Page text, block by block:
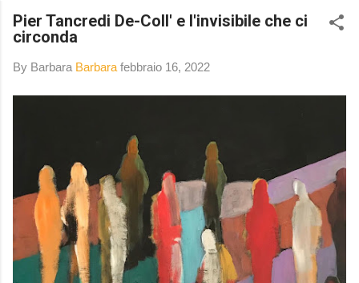
Pier Tancredi De-Coll' e l'invisibile che ci
circonda
By Barbara Barbara febbraio 16, 2022